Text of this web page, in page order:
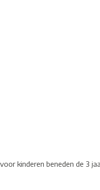
kinderen beneden de 3